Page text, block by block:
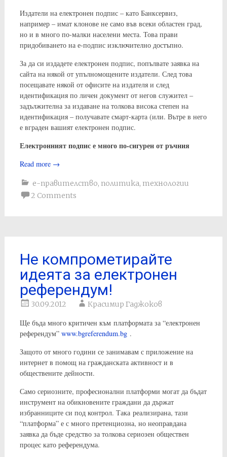
Издатели на електронен подпис – като Банксервиз,
например – имат клонове не само във всеки областен град,
но и в много по-малки населени места. Това прави
придобиването на е-подпис изключително достъпно.
За да си издадете електронен подпис, попълвате заявка на
сайта на някой от упълномощените издатели. След това
посещавате някой от офисите на издателя и след
идентификация по личен документ от негов служител –
задължителна за издаване на толкова висока степен на
идентификация – получавате смарт-карта (или. Вътре в него
е вграден вашият електронен подпис.
Електронният подпис е много по-сигурен от ръчния
Read more →
е-правителство, политика, технологии
2 Comments
Не компрометирайте
идеята за електронен
референдум!
30.09.2012 Красимир Гаджоков
Ще бъда много критичен към платформата за “електронен
референдум” www.bgreferendum.bg.
Защото от много години се занимавам с приложение на
интернет в помощ на гражданската активност и в
обществените дейности.
Само сериозните, професионални платформи могат да бъдат
инструмент на обикновените граждани да държат
избранниците си под контрол. Така реализирана, тази
“платформа” е с много претенциозна, но неоправдана
заявка да бъде средство за толкова сериозен обществен
процес като референдума.